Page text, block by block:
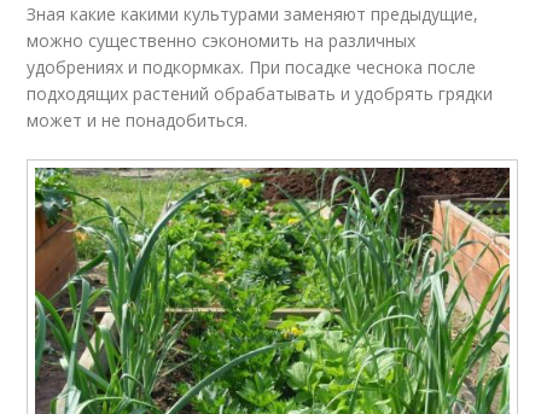
Зная какие какими культурами заменяют предыдущие,
можно существенно сэкономить на различных
удобрениях и подкормках. При посадке чеснока после
подходящих растений обрабатывать и удобрять грядки
может и не понадобиться.